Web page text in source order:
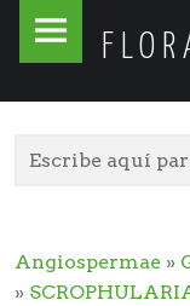
Flora
Skip
Angiospermae»
»